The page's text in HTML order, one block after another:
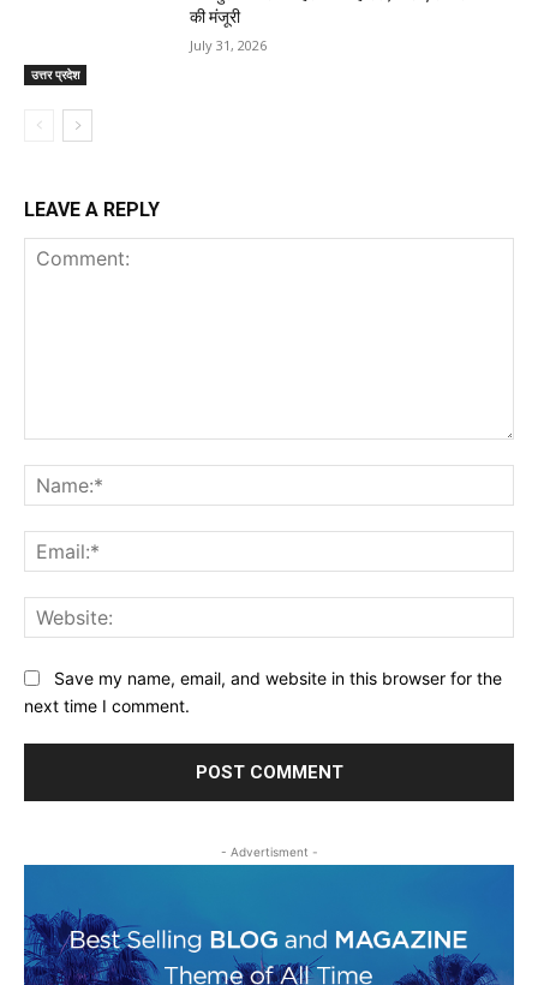
उत्तर प्रदेश
की मंजूरी
July 31, 2026
LEAVE A REPLY
Save my name, email, and website in this browser for the
next time I comment.
- Advertisment -